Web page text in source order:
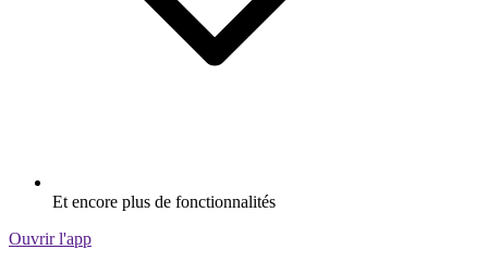
Et encore plus de fonctionnalités
Ouvrir l'app